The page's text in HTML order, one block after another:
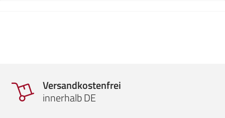
Versandkostenfrei
innerhalb DE